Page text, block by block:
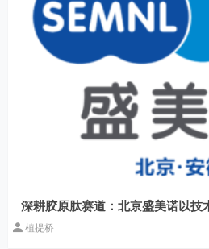
深耕胶原肽赛道：北京盛美诺以技
植提桥